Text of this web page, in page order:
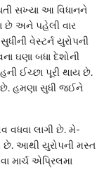
સખ્યા આ વિધાનને
છે અને પહેલી વાર
વેસ્ટર્ન યુરોપની
ઘણા બધા દેશોની
ઈચ્છા પૂરી થાય છે.
છે. હમણા સુધી જઈને
વધવા લાગી છે. મે-
છે. આથી યુરોપની મસ્ત
એપ્રિલમા